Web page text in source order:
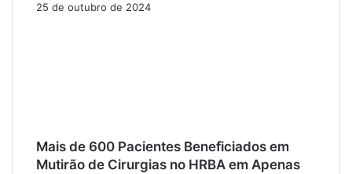
25 de outubro de 2024
Mais de 600 Pacientes Beneficiados em
Mutirão de Cirurgias no HRBA em Apenas